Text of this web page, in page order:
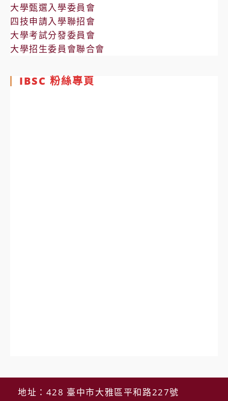
大學甄選入學委員會
四技申請入學聯招會
大學考試分發委員會
大學招生委員會聯合會
IBSC 粉絲專頁
地址：428 臺中市大雅區平和路227號